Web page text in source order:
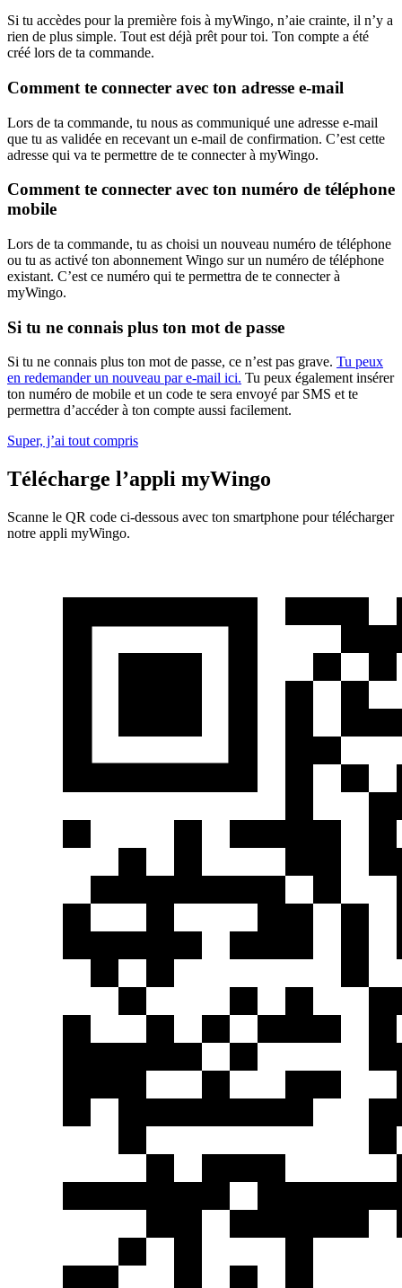
Si tu accèdes pour la première fois à myWingo, n’aie crainte, il n’y a
rien de plus simple. Tout est déjà prêt pour toi. Ton compte a été
créé lors de ta commande.
Comment te connecter avec ton adresse e-mail
Lors de ta commande, tu nous as communiqué une adresse e-mail
que tu as validée en recevant un e-mail de confirmation. C’est cette
adresse qui va te permettre de te connecter à myWingo.
Comment te connecter avec ton numéro de téléphone
mobile
Lors de ta commande, tu as choisi un nouveau numéro de téléphone
ou tu as activé ton abonnement Wingo sur un numéro de téléphone
existant. C’est ce numéro qui te permettra de te connecter à
myWingo.
Si tu ne connais plus ton mot de passe
Si tu ne connais plus ton mot de passe, ce n’est pas grave. Tu peux
en redemander un nouveau par e-mail ici. Tu peux également insérer
ton numéro de mobile et un code te sera envoyé par SMS et te
permettra d’accéder à ton compte aussi facilement.
Super, j’ai tout compris
Télécharge l’appli myWingo
Scanne le QR code ci-dessous avec ton smartphone pour télécharger
notre appli myWingo.